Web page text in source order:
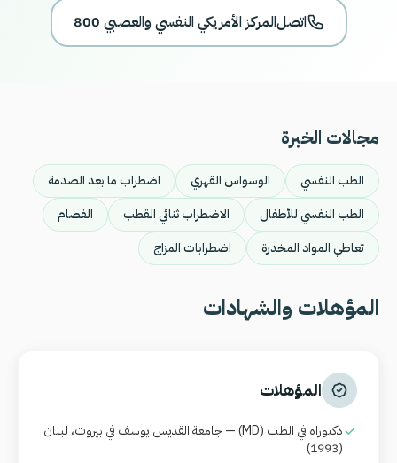
اتصل800 المركز الأمريكي النفسي والعصبي
مجالات الخبرة
الطب النفسي الوسواس القهري
اضطراب ما بعد الصدمة
الطب النفسي للأطفال
الاضطراب ثنائي القطب
الفصام
تعاطي المواد المخدرة
اضطرابات المزاج
المؤهلات والشهادات
المؤهلات
دكتوراه في الطب (MD)— جامعة القديس يوسف في بيروت، لبنان
(1993)